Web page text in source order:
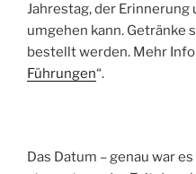
Jahrestag, der
umgehen kann. Getränke
bestellt werden. Mehr Info
Führungen“.
Das Datum – genau war